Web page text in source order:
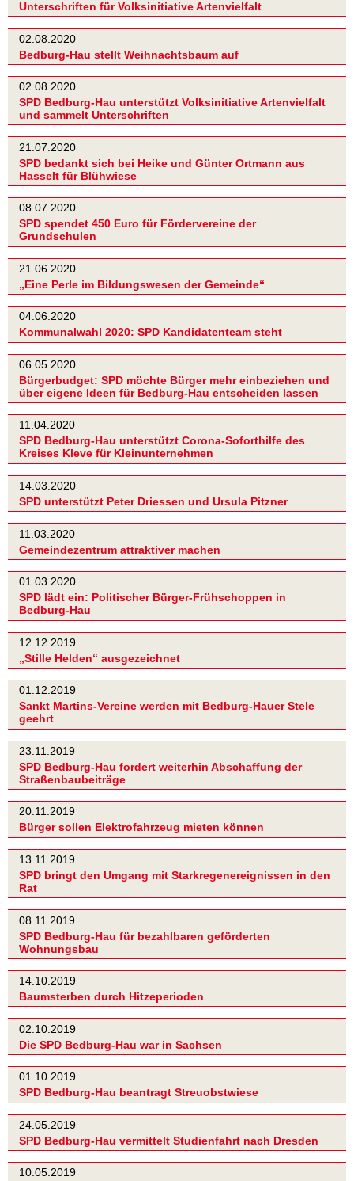
Unterschriften für Volksinitiative Artenvielfalt
02.08.2020
Bedburg-Hau stellt Weihnachtsbaum auf
02.08.2020
SPD Bedburg-Hau unterstützt Volksinitiative Artenvielfalt
und sammelt Unterschriften
21.07.2020
SPD bedankt sich bei Heike und Günter Ortmann aus
Hasselt für Blühwiese
08.07.2020
SPD spendet 450 Euro für Fördervereine der
Grundschulen
21.06.2020
„Eine Perle im Bildungswesen der Gemeinde“
04.06.2020
Kommunalwahl 2020: SPD Kandidatenteam steht
06.05.2020
Bürgerbudget: SPD möchte Bürger mehr einbeziehen und
über eigene Ideen für Bedburg-Hau entscheiden lassen
11.04.2020
SPD Bedburg-Hau unterstützt Corona-Soforthilfe des
Kreises Kleve für Kleinunternehmen
14.03.2020
SPD unterstützt Peter Driessen und Ursula Pitzner
11.03.2020
Gemeindezentrum attraktiver machen
01.03.2020
SPD lädt ein: Politischer Bürger-Frühschoppen in
Bedburg-Hau
12.12.2019
„Stille Helden“ ausgezeichnet
01.12.2019
Sankt Martins-Vereine werden mit Bedburg-Hauer Stele
geehrt
23.11.2019
SPD Bedburg-Hau fordert weiterhin Abschaffung der
Straßenbaubeiträge
20.11.2019
Bürger sollen Elektrofahrzeug mieten können
13.11.2019
SPD bringt den Umgang mit Starkregenereignissen in den
Rat
08.11.2019
SPD Bedburg-Hau für bezahlbaren geförderten
Wohnungsbau
14.10.2019
Baumsterben durch Hitzeperioden
02.10.2019
Die SPD Bedburg-Hau war in Sachsen
01.10.2019
SPD Bedburg-Hau beantragt Streuobstwiese
24.05.2019
SPD Bedburg-Hau vermittelt Studienfahrt nach Dresden
10.05.2019